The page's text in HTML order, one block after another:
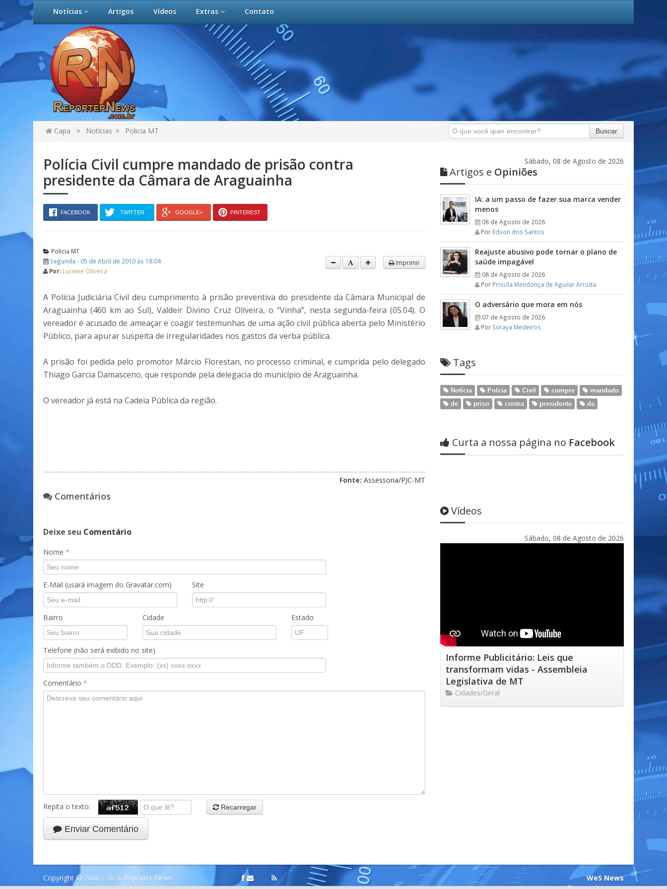
Notícias Artigos Vídeos Extras Contato
Capa Notícias Policia MT Buscar
Polícia Civil cumpre mandado de prisão contra
presidente da Câmara de Araguainha
FACEBOOK TWITTER GOOGLE+ PINTEREST
Policia MT
Segunda - 05 de Abril de 2010 às 18:04
Por: Luciene Oliveira
Imprimir
A Polícia Judiciária Civil deu cumprimento à prisão preventiva do presidente da Câmara Municipal de
Araguainha (460 km ao Sul), Valdeir Divino Cruz Oliveira, o “Vinha”, nesta segunda-feira (05.04). O
vereador é acusado de ameaçar e coagir testemunhas de uma ação civil pública aberta pelo Ministério
Público, para apurar suspeita de irregularidades nos gastos da verba pública.
A prisão foi pedida pelo promotor Márcio Florestan, no processo criminal, e cumprida pelo delegado
Thiago Garcia Damasceno, que responde pela delegacia do município de Araguainha.
O vereador já está na Cadeia Pública da região.
Fonte: Assessoria/PJC-MT
Comentários
Deixe seu Comentário
Nome *
E-Mail (usará imagem do Gravatar.com) Site
Bairro Cidade Estado
Telefone (não será exibido no site)
Comentário *
Repita o texto: Recarregar
Enviar Comentário
Sábado, 08 de Agosto de 2026
Artigos e Opiniões
IA: a um passo de fazer sua marca vender
menos
08 de Agosto de 2026
Por Edson dos Santos
Reajuste abusivo pode tornar o plano de
saúde impagável
08 de Agosto de 2026
Por Priscila Mendonça de Aguilar Arruda
O adversário que mora em nós
07 de Agosto de 2026
Por Soraya Medeiros
Tags
Notícia Polcia Civil cumpre
mandado
de
priso contra presidente da
Curta a nossa página no Facebook
Vídeos
Sábado, 08 de Agosto de 2026
Informe Publicitário: Leis que
transformam vidas - Assembleia
Legislativa de MT
Cidades/Geral
Copyright © 2008 / 2026 Repórter News
WeS News